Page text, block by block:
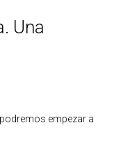
Una
empezar a